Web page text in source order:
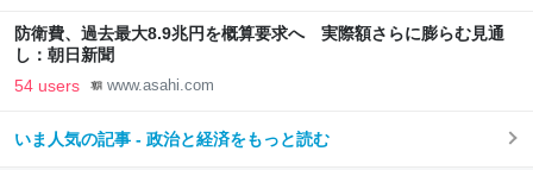
防衛費、過去最大8.9兆円を概算要求へ 実際額さらに膨らむ見通
し：朝日新聞
54 users www.asahi.com
いま人気の記事 - 政治と経済をもっと読む